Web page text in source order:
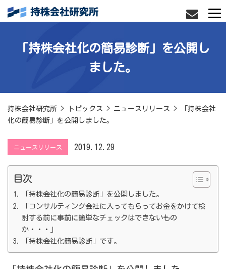
「持株会社化の簡易診断」を公開し
ました。
持株会社研究所 > トピックス > ニュースリリース >
「持株会社
化の簡易診断」を公開しました。
ニュースリリース 2019.12.29
目次
「持株会社化の簡易診断」を公開しました。
「コンサルティング会社に入ってもらってお金をかけて検
討する前に事前に簡単なチェックはできないもの
か・・・」
「持株会社化簡易診断」です。